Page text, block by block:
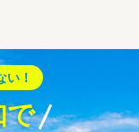
い！
で